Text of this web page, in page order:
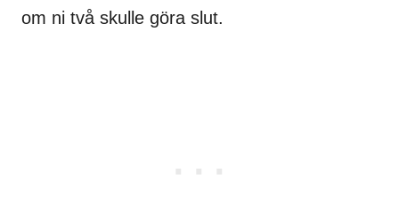
om ni två skulle göra slut.